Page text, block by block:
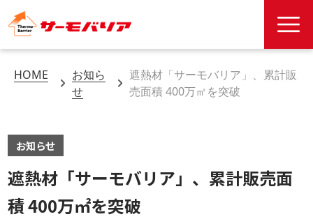
HOME
お知ら
せ
遮熱材「サーモバリア」、累計販
売面積 400万㎡を突破
お知らせ
遮熱材「サーモバリア」、累計販売面
積 400万㎡を突破